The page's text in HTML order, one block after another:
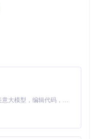
Claude Code 的开源替代方案。连接任意大模型，编辑代码，运行命令，自动验证 — 全自动执行。用 Rust 构建，极致性能。 ｜ An open-source alternative to Claude Code. Connect any LLM, edit code, run commands, and verify changes — autonomously. Built in Rust for speed. Get Started